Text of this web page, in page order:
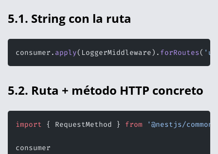
5.1. String con la ruta
consumer. apply(LoggerMiddleware). forRoutes(
5.2. Ruta + método HTTP concreto
import { RequestMethod } from '@nestjs/common'
consumer